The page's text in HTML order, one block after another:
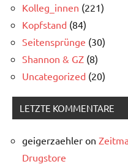
Kolleg_innen (221)
Kopfstand (84)
Seitensprünge (30)
Shannon & GZ (8)
Uncategorized (20)
LETZTE KOMMENTARE
geigerzaehler on
Drugstore